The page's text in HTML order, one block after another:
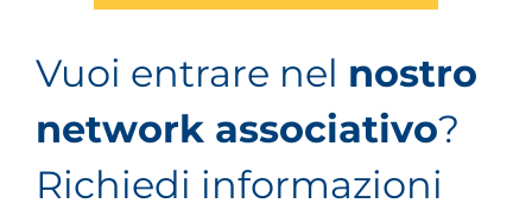
Vuoi entrare nel nostro
network associativo?
Richiedi informazioni